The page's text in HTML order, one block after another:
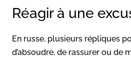
Réagir à une
En russe, plusieurs répliques
d’absoudre, de rassurer ou de